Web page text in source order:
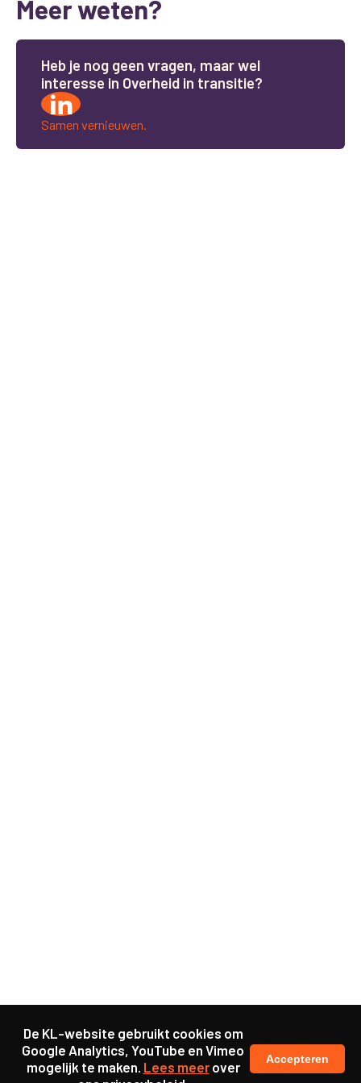
Meer weten?
Heb je nog geen vragen, maarwel
interesse in Overheid in transitie?
Samen vernieuwen.
De KL-website gebruikt cookies om
Google Analytics, YouTube en Vimeo
mogelijk te maken. Lees meerover
Accepteren